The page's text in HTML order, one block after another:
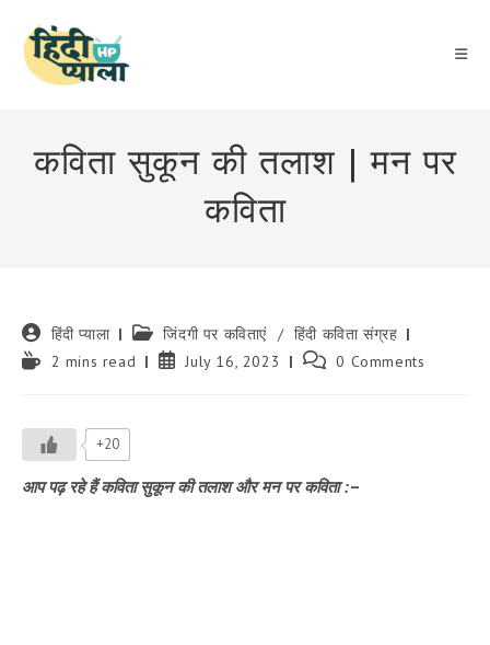
content
कविता सुकून की तलाश | मन पर
कविता
Post
author:
हिंदी प्याला
Post
category:
जिंदगी पर कविताएं / हिंदी कविता संग्रह
Reading2 mins read
PostJuly 16, 2023
Post 0 Comments
+20
आप पढ़ रहे हैं कविता सुकून की तलाश और मन पर कविता :–